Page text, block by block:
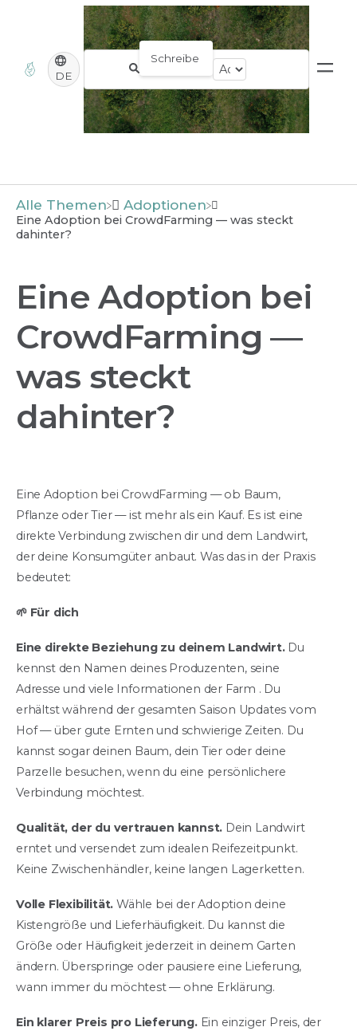
DE
Alle Themen ​Adoptionen
Eine Adoption bei CrowdFarming — was steckt
dahinter?
Eine Adoption bei
CrowdFarming —
was steckt
dahinter?
Eine Adoption bei CrowdFarming — ob Baum,
Pflanze oder Tier — ist mehr als ein Kauf. Es ist eine
direkte Verbindung zwischen dir und dem Landwirt,
der deine Konsumgüter anbaut. Was das in der Praxis
bedeutet:
🌱 Für dich
Eine direkte Beziehung zu deinem Landwirt.Du
kennst den Namen deines Produzenten, seine
Adresse und viele Informationen der Farm . Du
erhältst während der gesamten Saison Updates vom
Hof — über gute Ernten und schwierige Zeiten. Du
kannst sogar deinen Baum, dein Tier oder deine
Parzelle besuchen, wenn du eine persönlichere
Verbindung möchtest.
Qualität, der du vertrauen kannst. Dein Landwirt
erntet und versendet zum idealen Reifezeitpunkt.
Keine Zwischenhändler, keine langen Lagerketten.
Volle Flexibilität. Wähle bei der Adoption deine
Kistengröße und Lieferhäufigkeit. Du kannst die
Größe oder Häufigkeit jederzeit in deinem Garten
ändern. Überspringe oder pausiere eine Lieferung,
wann immer du möchtest — ohne Erklärung.
Ein klarer Preis pro Lieferung.Ein einziger Preis, der